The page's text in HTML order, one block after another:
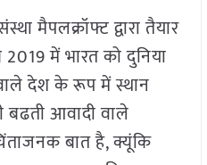
मैपलक्रॉफ्ट द्वारा तैयार
में भारत को दुनिया
देश के रूप में स्थान
बढती आवादी वाले
बात है, क्यूंकि